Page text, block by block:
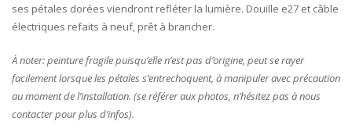
ses pétales dorées viendront refléter la lumière. Douille e27 et câble
électriques refaits à neuf, prêt à brancher.
À noter: peinture fragile puisqu’elle n’est pas d’origine, peut se rayer
facilement lorsque les pétales s’entrechoquent, à manipuler avec précaution
au moment de l’installation. (se référer aux photos, n’hésitez pas à nous
contacter pour plus d’infos).